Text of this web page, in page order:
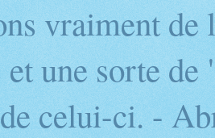
vraiment
une sorte
celui-ci. -